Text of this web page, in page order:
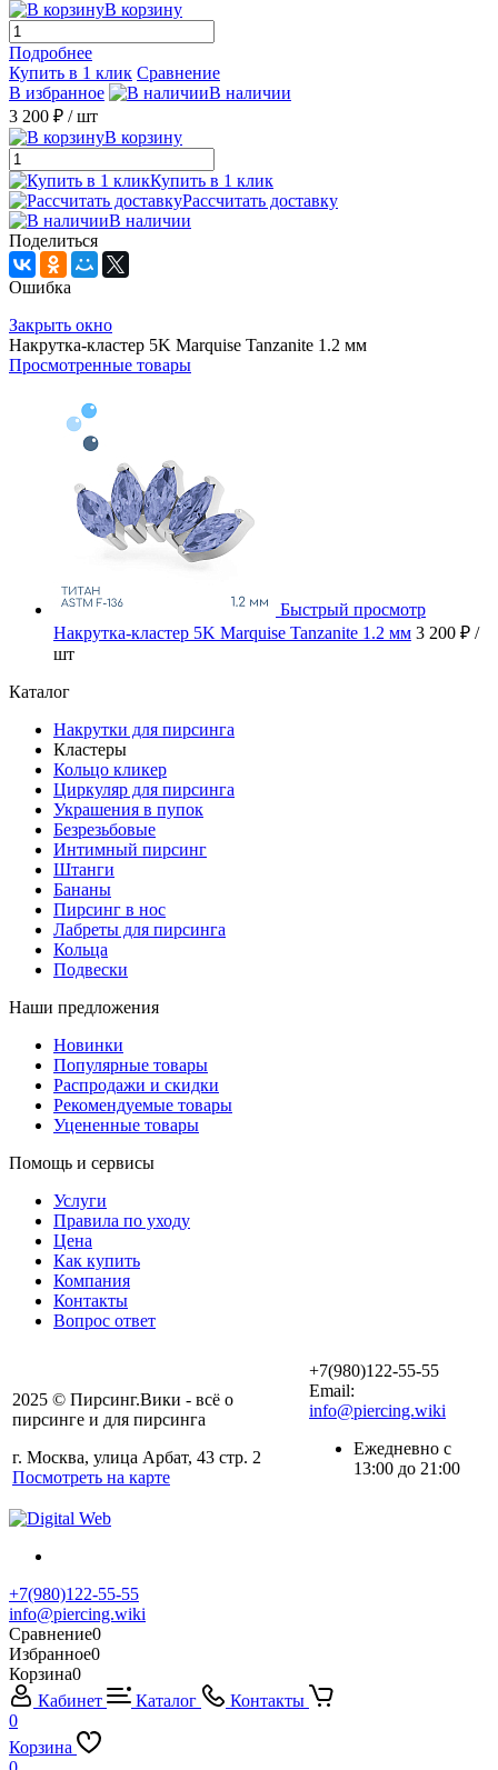
В корзину
Подробнее
Купить в 1 клик Сравнение
В избранное
В наличии
3 200 ₽ / шт
В корзину
Купить в 1 клик
Рассчитать доставку
В наличии
Поделиться
Ошибка
Закрыть окно
Накрутка-кластер 5K Marquise Tanzanite 1.2 мм
Просмотренные товары
Быстрый просмотр
Накрутка-кластер 5K Marquise Tanzanite 1.2 мм 3 200 ₽ /
шт
Каталог
Накрутки для пирсинга
Кластеры
Кольцо кликер
Циркуляр для пирсинга
Украшения в пупок
Безрезьбовые
Интимный пирсинг
Штанги
Бананы
Пирсинг в нос
Лабреты для пирсинга
Кольца
Подвески
Наши предложения
Новинки
Популярные товары
Распродажи и скидки
Рекомендуемые товары
Уцененные товары
Помощь и сервисы
Услуги
Правила по уходу
Цена
Как купить
Компания
Контакты
Вопрос ответ
2025 © Пирсинг.Вики - всё о
пирсинге и для пирсинга
г. Москва, улица Арбат, 43 стр. 2
Посмотреть на карте
+7(980)122-55-55
Email:
info@piercing.wiki
Ежедневно с
13:00 до 21:00
+7(980)122-55-55
info@piercing.wiki
Сравнение0
Избранное0
Корзина0
Кабинет
Каталог
Контакты
0
Корзина